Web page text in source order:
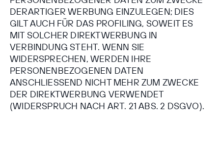
DERARTIGER WERBUNG EINZULEGEN; DIES
GILT AUCH FÜR DAS PROFILING, SOWEIT ES
MIT SOLCHER DIREKTWERBUNG IN
VERBINDUNG STEHT. WENN SIE
WIDERSPRECHEN, WERDEN IHRE
PERSONENBEZOGENEN DATEN
ANSCHLIESSEND NICHT MEHR ZUM ZWECKE
DER DIREKTWERBUNG VERWENDET
(WIDERSPRUCH NACH ART. 21 ABS. 2 DSGVO).